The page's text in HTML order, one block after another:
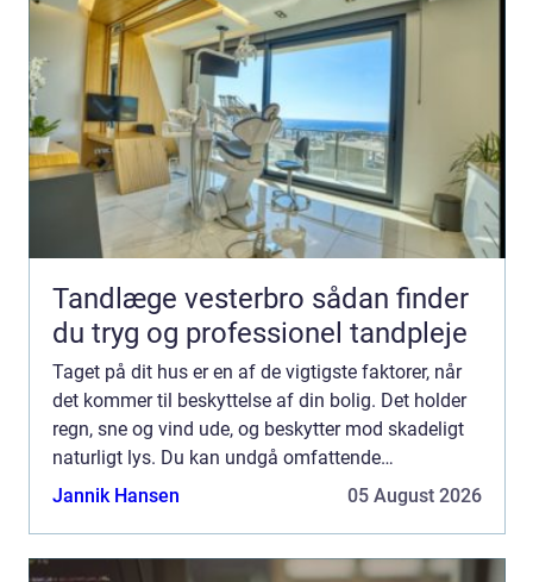
Tandlæge vesterbro sådan finder
du tryg og professionel tandpleje
Taget på dit hus er en af de vigtigste faktorer, når
det kommer til beskyttelse af din bolig. Det holder
regn, sne og vind ude, og beskytter mod skadeligt
naturligt lys. Du kan undgå omfattende
reparationer ved at vedligeholde dit h...
Jannik Hansen 05 August 2026